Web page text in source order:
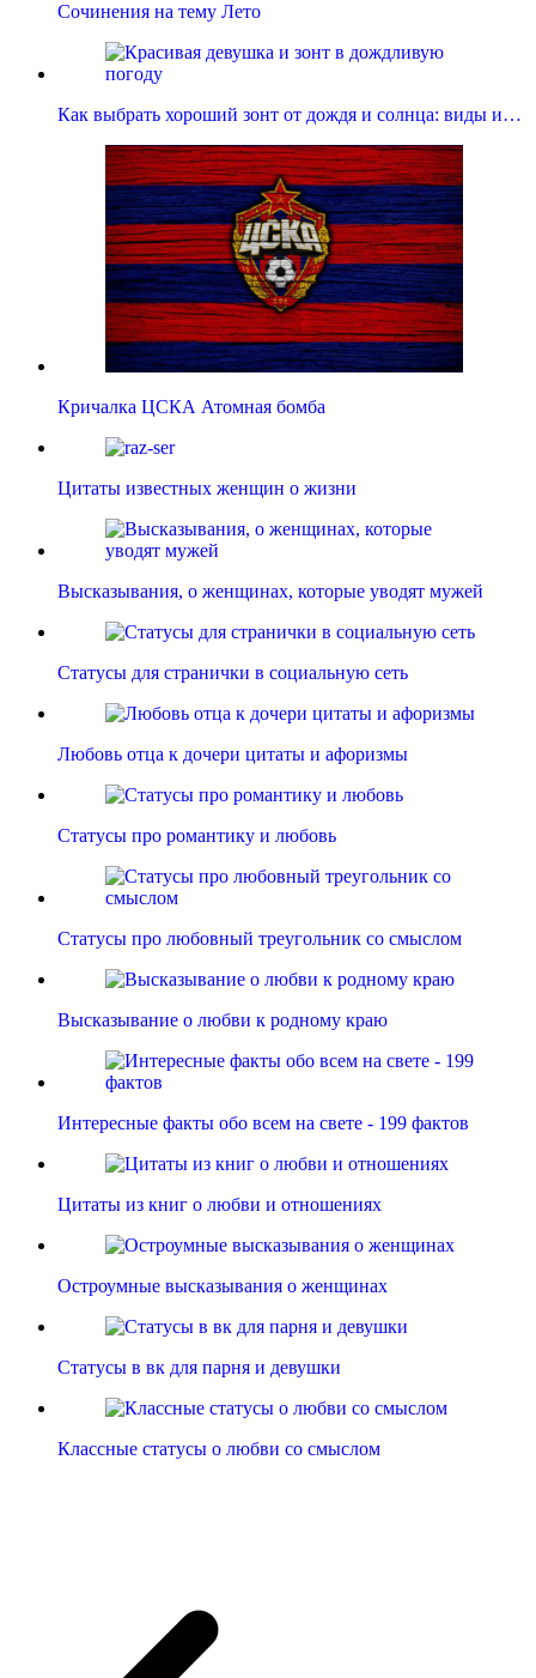
Сочинения на тему Лето
Как выбрать хороший зонт от дождя и солнца: виды и…
Кричалка ЦСКА Атомная бомба
Цитаты известных женщин о жизни
Высказывания, о женщинах, которые уводят мужей
Статусы для странички в социальную сеть
Любовь отца к дочери цитаты и афоризмы
Статусы про романтику и любовь
Статусы про любовный треугольник со смыслом
Высказывание о любви к родному краю
Интересные факты обо всем на свете - 199 фактов
Цитаты из книг о любви и отношениях
Остроумные высказывания о женщинах
Статусы в вк для парня и девушки
Классные статусы о любви со смыслом